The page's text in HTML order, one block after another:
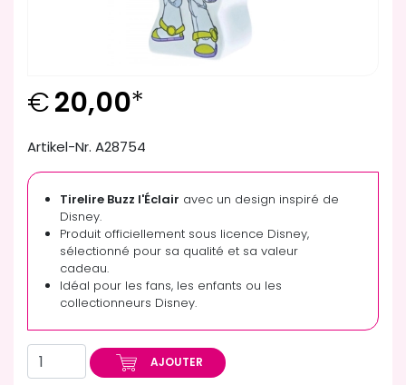
€20,00*
Artikel-Nr. A28754
Tirelire Buzz l'Éclair avec un design inspiré de
Disney.
Produit officiellement sous licence Disney,
sélectionné pour sa qualité et sa valeur
cadeau.
Idéal pour les fans, les enfants ou les
collectionneurs Disney.
AJOUTER